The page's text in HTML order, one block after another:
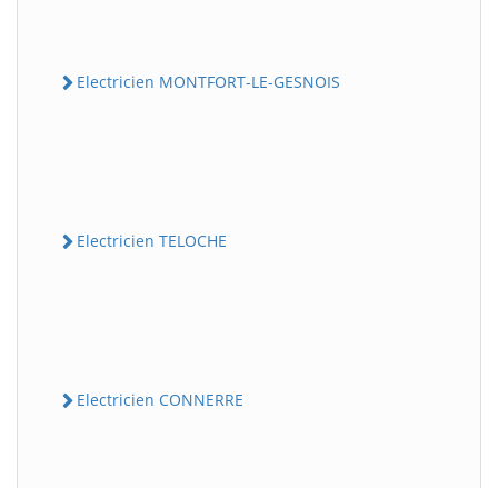
Electricien MONTFORT-LE-GESNOIS
Electricien TELOCHE
Electricien CONNERRE